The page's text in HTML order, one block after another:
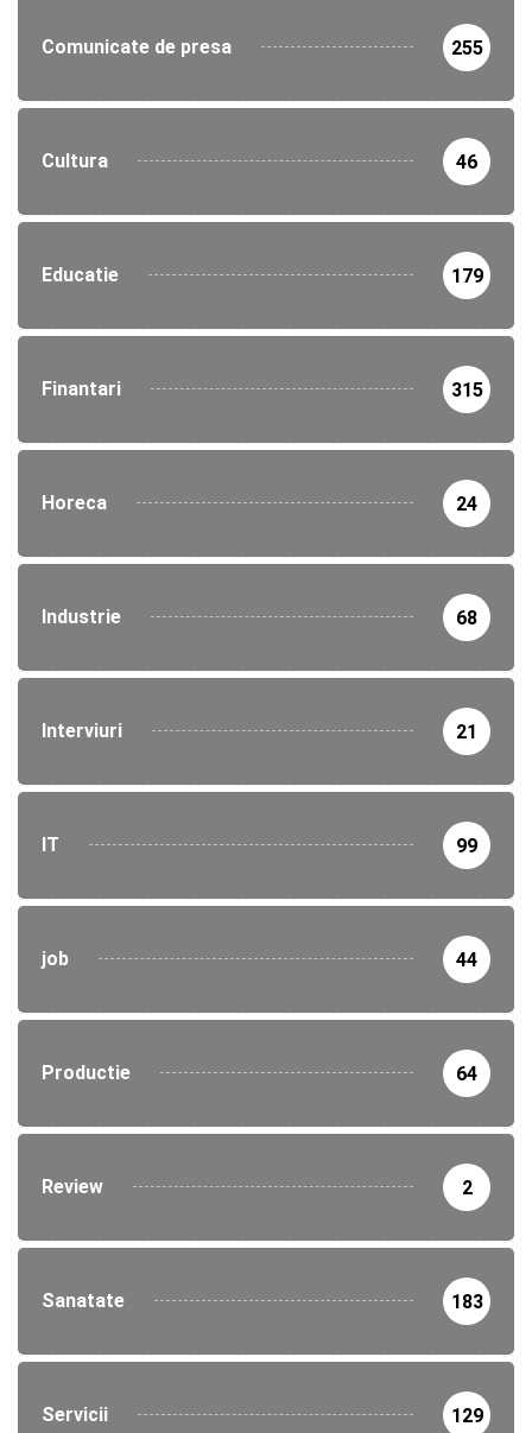
Comunicate de presa 255
Cultura 46
Educatie 179
Finantari 315
Horeca 24
Industrie 68
Interviuri 21
IT 99
job 44
Productie 64
Review 2
Sanatate 183
Servicii 129